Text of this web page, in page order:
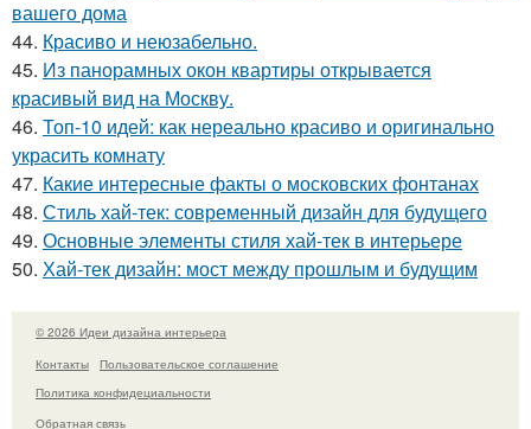
вашего дома
44. Красиво и неюзабельно.
45. Из панорамных окон квартиры открывается
красивый вид на Москву.
46. Топ-10 идей: как нереально красиво и оригинально
украсить комнату
47. Какие интересные факты о московских фонтанах
48. Стиль хай-тек: современный дизайн для будущего
49. Основные элементы стиля хай-тек в интерьере
50. Хай-тек дизайн: мост между прошлым и будущим
© 2026 Идеи дизайна интерьера
Контакты
Пользовательское соглашение
Политика конфидециальности
Обратная связь